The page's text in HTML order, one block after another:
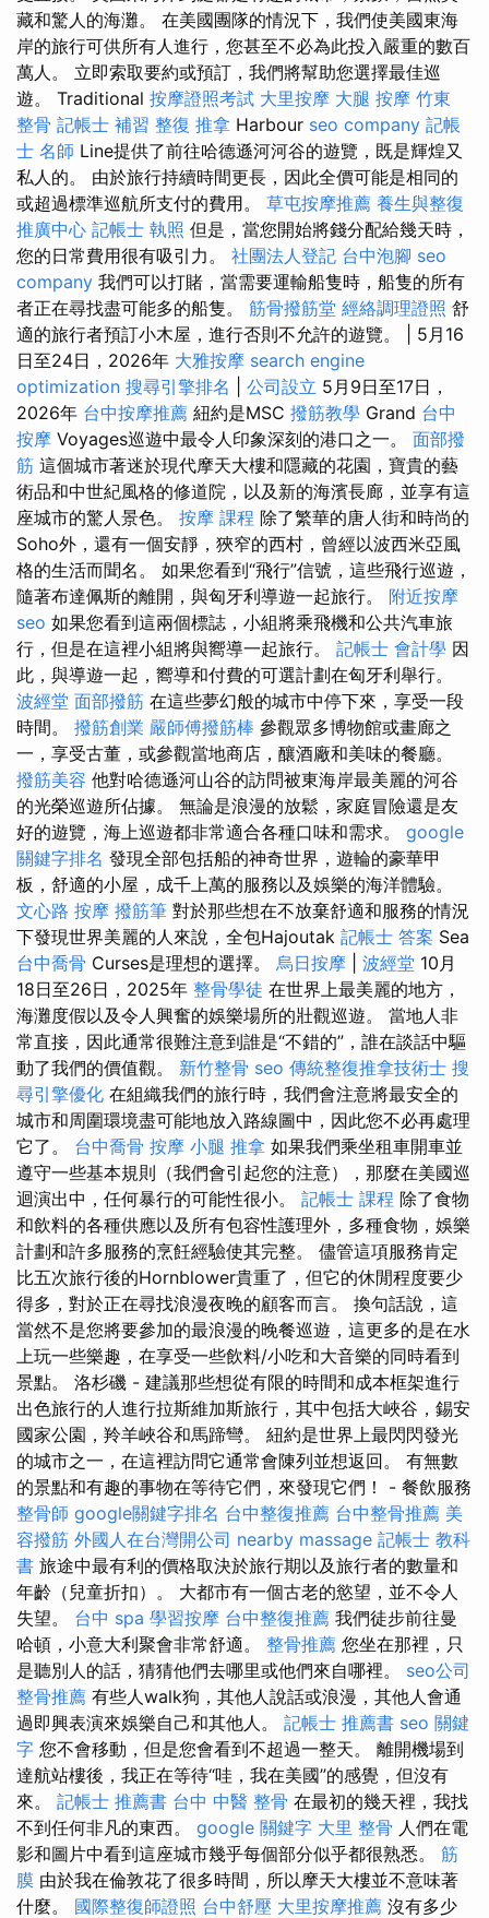
藏和驚人的海灘。 在美國團隊的情況下，我們使美國東海
岸的旅行可供所有人進行，您甚至不必為此投入嚴重的數百
萬人。 立即索取要約或預訂，我們將幫助您選擇最佳巡
遊。 Traditional 按摩證照考試 大里按摩 大腿 按摩 竹東
整骨 記帳士 補習 整復 推拿 Harbour seo company 記帳
士 名師 Line提供了前往哈德遜河河谷的遊覽，既是輝煌又
私人的。 由於旅行持續時間更長，因此全價可能是相同的
或超過標準巡航所支付的費用。 草屯按摩推薦 養生與整復
推廣中心 記帳士 執照 但是，當您開始將錢分配給幾天時，
您的日常費用很有吸引力。 社團法人登記 台中泡腳 seo
company 我們可以打賭，當需要運輸船隻時，船隻的所有
者正在尋找盡可能多的船隻。 筋骨撥筋堂 經絡調理證照 舒
適的旅行者預訂小木屋，進行否則不允許的遊覽。 | 5月16
日至24日，2026年 大雅按摩 search engine
optimization 搜尋引擎排名 公司設立 5月9日至17日，
2026年 台中按摩推薦 紐約是MSC 撥筋教學 Grand 台中
按摩 Voyages巡遊中最令人印象深刻的港口之一。 面部撥
筋 這個城市著迷於現代摩天大樓和隱藏的花園，寶貴的藝
術品和中世紀風格的修道院，以及新的海濱長廊，並享有這
座城市的驚人景色。 按摩 課程 除了繁華的唐人街和時尚的
Soho外，還有一個安靜，狹窄的西村，曾經以波西米亞風
格的生活而聞名。 如果您看到“飛行”信號，這些飛行巡遊，
隨著布達佩斯的離開，與匈牙利導遊一起旅行。 附近按摩
seo 如果您看到這兩個標誌，小組將乘飛機和公共汽車旅
行，但是在這裡小組將與嚮導一起旅行。 記帳士 會計學 因
此，與導遊一起，嚮導和付費的可選計劃在匈牙利舉行。
波經堂 面部撥筋 在這些夢幻般的城市中停下來，享受一段
時間。 撥筋創業 嚴師傅撥筋棒 參觀眾多博物館或畫廊之
一，享受古董，或參觀當地商店，釀酒廠和美味的餐廳。
撥筋美容 他對哈德遜河山谷的訪問被東海岸最美麗的河谷
的光榮巡遊所佔據。 無論是浪漫的放鬆，家庭冒險還是友
好的遊覽，海上巡遊都非常適合各種口味和需求。 google
關鍵字排名 發現全部包括船的神奇世界，遊輪的豪華甲
板，舒適的小屋，成千上萬的服務以及娛樂的海洋體驗。
文心路 按摩 撥筋筆 對於那些想在不放棄舒適和服務的情況
下發現世界美麗的人來說，全包Hajoutak 記帳士 答案 Sea
台中喬骨 Curses是理想的選擇。 烏日按摩 波經堂 10月
18日至26日，2025年 整骨學徒 在世界上最美麗的地方，
海灘度假以及令人興奮的娛樂場所的壯觀巡遊。 當地人非
常直接，因此通常很難注意到誰是“不錯的”，誰在談話中驅
動了我們的價值觀。 新竹整骨 seo 傳統整復推拿技術士 搜
尋引擎優化 在組織我們的旅行時，我們會注意將最安全的
城市和周圍環境盡可能地放入路線圖中，因此您不必再處理
它了。 台中喬骨 按摩 小腿 推拿 如果我們乘坐租車開車並
遵守一些基本規則（我們會引起您的注意），那麼在美國巡
迴演出中，任何暴行的可能性很小。 記帳士 課程 除了食物
和飲料的各種供應以及所有包容性護理外，多種食物，娛樂
計劃和許多服務的烹飪經驗使其完整。 儘管這項服務肯定
比五次旅行後的Hornblower貴重了，但它的休閒程度要少
得多，對於正在尋找浪漫夜晚的顧客而言。 換句話說，這
當然不是您將要參加的最浪漫的晚餐巡遊，這更多的是在水
上玩一些樂趣，在享受一些飲料/小吃和大音樂的同時看到
景點。 洛杉磯 - 建議那些想從有限的時間和成本框架進行
出色旅行的人進行拉斯維加斯旅行，其中包括大峽谷，錫安
國家公園，羚羊峽谷和馬蹄彎。 紐約是世界上最閃閃發光
的城市之一，在這裡訪問它通常會陳列並想返回。 有無數
的景點和有趣的事物在等待它們，來發現它們！ - 餐飲服務
整骨師 google關鍵字排名 台中整復推薦 台中整骨推薦 美
容撥筋 外國人在台灣開公司 nearby massage 記帳士 教科
書 旅途中最有利的價格取決於旅行期以及旅行者的數量和
年齡（兒童折扣）。 大都市有一個古老的慾望，並不令人
失望。 台中 spa 學習按摩 台中整復推薦 我們徒步前往曼
哈頓，小意大利聚會非常舒適。 整骨推薦 您坐在那裡，只
是聽別人的話，猜猜他們去哪里或他們來自哪裡。 seo公司
整骨推薦 有些人walk狗，其他人說話或浪漫，其他人會通
過即興表演來娛樂自己和其他人。 記帳士 推薦書 seo 關鍵
字 您不會移動，但是您會看到不超過一整天。 離開機場到
達航站樓後，我正在等待“哇，我在美國”的感覺，但沒有
來。 記帳士 推薦書 台中 中醫 整骨 在最初的幾天裡，我找
不到任何非凡的東西。 google 關鍵字 大里 整骨 人們在電
影和圖片中看到這座城市幾乎每個部分似乎都很熟悉。 筋
膜 由於我在倫敦花了很多時間，所以摩天大樓並不意味著
什麼。 國際整復師證照 台中舒壓 大里按摩推薦 沒有多少